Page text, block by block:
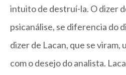
intuito de destruí-la. O dizer
psicanálise, se diferencia do
dizer de Lacan, que se viram,
com o desejo do analista.